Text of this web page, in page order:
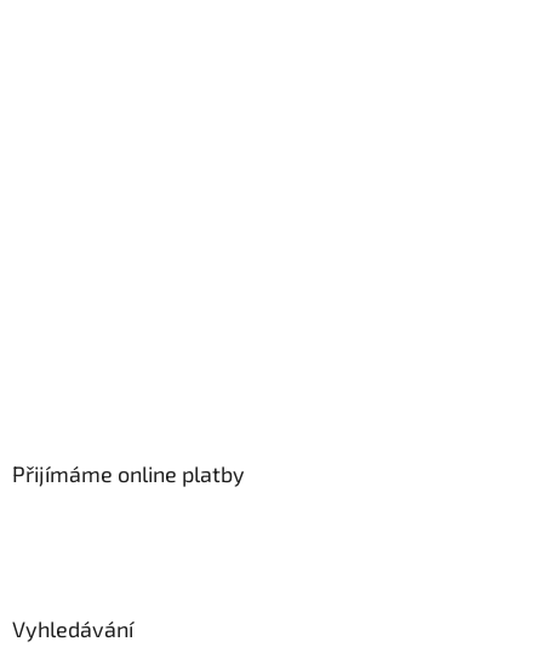
Přijímáme online platby
Vyhledávání